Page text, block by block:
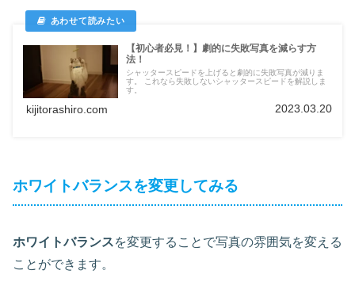
【初心者必見！】劇的に失敗写真を減らす方
法！
シャッタースピードを上げると劇的に失敗写真が減りま
す。 これなら失敗しないシャッタースピードを解説しま
す。
kijitorashiro.com 2023.03.20
ホワイトバランスを変更してみる
ホワイトバランスを変更することで写真の雰囲気を変える
ことができます。